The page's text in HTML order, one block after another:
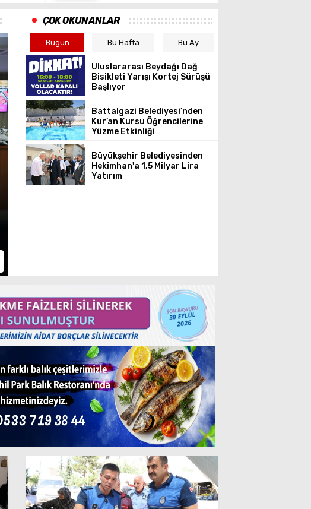
Büyükşehir Zabıta
ÇOK OKUNANLAR
Bugün Bu Hafta Bu Ay
Uluslararası Beydağı Dağ
Bisikleti Yarışı Kortej Sürüşü
Başlıyor
Battalgazi Belediyesi’nden
Kur’an Kursu Öğrencilerine
Yüzme Etkinliği
Büyükşehir Belediyesinden
Hekimhan'a 1,5 Milyar Lira
Yatırım